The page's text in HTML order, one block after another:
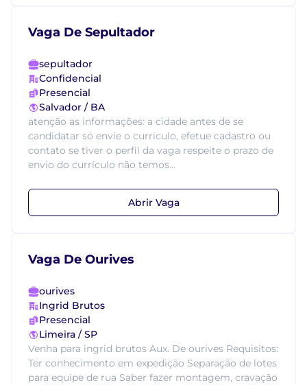
Vaga De Sepultador
sepultador
Confidencial
Presencial
Salvador / BA
atenção as informações: a cidade antes de se
candidatar só envie o curriculo, efetue cadastro ou
contato se tiver o perfil da vaga respeite o prazo de
envio do currículo não temos...
Abrir Vaga
Vaga De Ourives
ourives
Ingrid Brutos
Presencial
Limeira / SP
Venha para ingrid brutos Aux. De ourives Requisitos:
Ter conhecimento em expedição Separação de lotes
para equipe de rua Saber fazer montagem, cravação